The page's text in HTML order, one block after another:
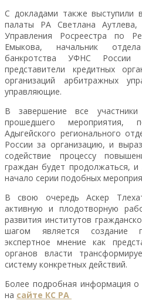
С докладами также выступили
палаты РА Светлана Аутлева,
Управления Росреестра по
Емыкова, начальник
банкротства УФНС
представители кредитных
организаций арбитражных
управляющие.
В завершение все
прошедшего мероприятия,
Адыгейского регионального
России за организацию, и
содействие процессу
граждан будет продолжаться,
начало серии подобных
В свою очередь Аскер
активную и плодотворную
развития институтов
шагом является создание
экспертное мнение как
органов власти
систему конкретных действий.
Более подробная информация
на сайте КС РА